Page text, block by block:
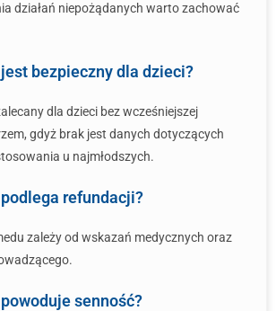
działań niepożądanych warto zachować
bezpieczny dla dzieci?
dla dzieci bez wcześniejszej
gdyż brak jest danych dotyczących
u najmłodszych.
refundacji?
zależy od wskazań medycznych oraz
senność?